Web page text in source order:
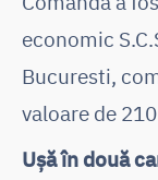
economic
Bucuresti,
valoare de
Ușă în două